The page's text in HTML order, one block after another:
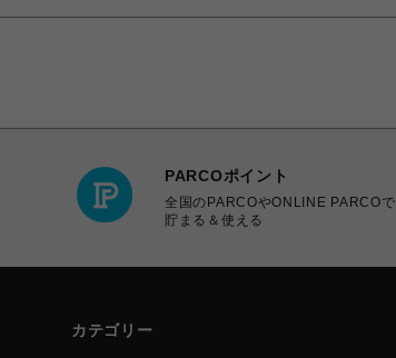
PARCOポイント
全国のPARCOやONLINE PARCOで
貯まる＆使える
カテゴリー